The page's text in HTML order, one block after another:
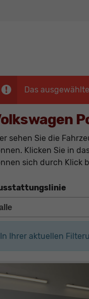
Das
sehen Sie die
Klicken Sie in
sich durch Klick
In Ihrer aktuellen